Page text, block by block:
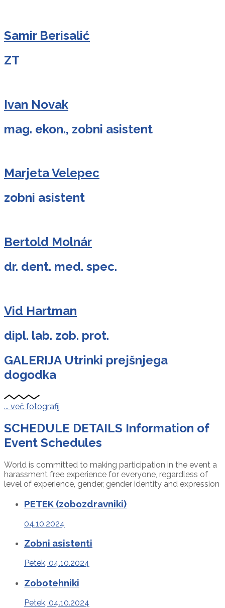
Samir Berisalić
ZT
Ivan Novak
mag. ekon., zobni asistent
Marjeta Velepec
zobni asistent
Bertold Molnár
dr. dent. med. spec.
Vid Hartman
dipl. lab. zob. prot.
GALERIJAUtrinki prejšnjega
dogodka
... več fotografij
SCHEDULE DETAILS Information of
Event Schedules
World is committed to making participation in the event a
harassment free experience for everyone, regardless of
level of experience, gender, gender identity and expression
PETEK (zobozdravniki)
04.10.2024
Zobni asistenti
Petek, 04.10.2024
Zobotehniki
Petek, 04.10.2024